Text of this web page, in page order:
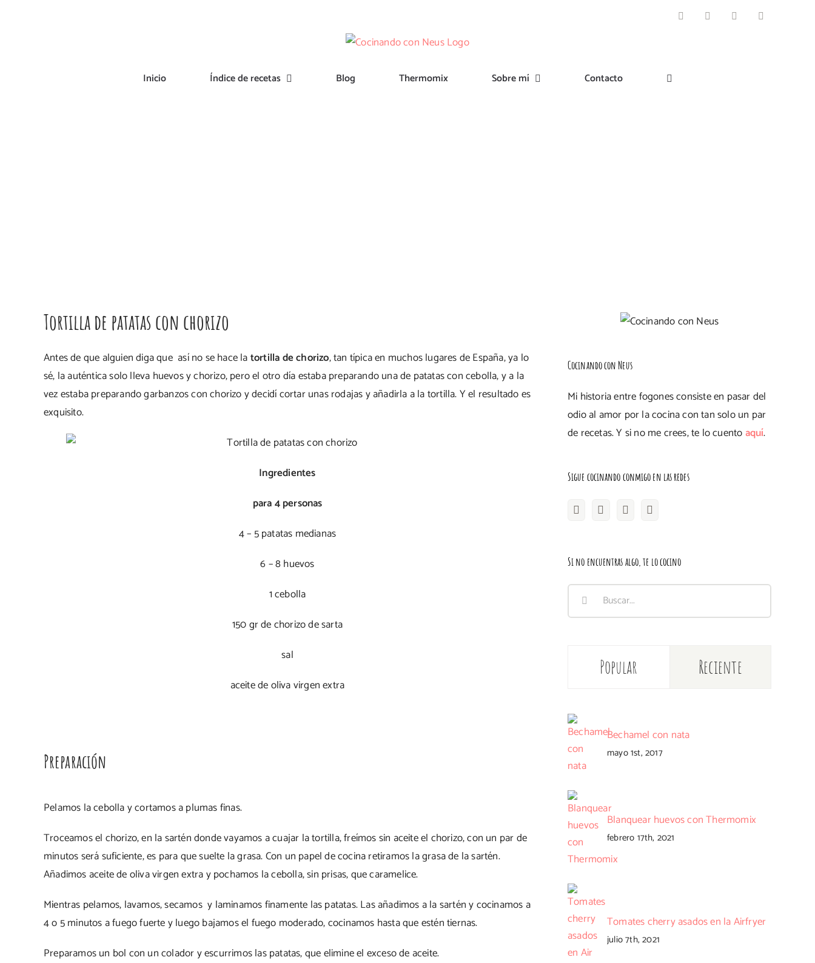
FacebookInstagramPinterest
Inicio Índice de recetas Blog Thermomix Sobre mí Contacto
Tortilla de patatas con chorizo
Antes de que alguien diga que así no se hace latortilla de chorizo, tan típica en muchos lugares de España, ya lo
sé, la auténtica solo lleva huevos y chorizo, pero el otro día estaba preparando una de patatas con cebolla, y a la
vez estaba preparando garbanzos con chorizo y decidí cortar unas rodajas y añadirla a la tortilla. Y el resultado es
exquisito.
Ingredientes
para 4 personas
4 – 5 patatas medianas
6 – 8 huevos
1 cebolla
150 gr de chorizo de sarta
sal
aceite de oliva virgen extra
Preparación
Pelamos la cebolla y cortamos a plumas finas.
Troceamos el chorizo, en la sartén donde vayamos a cuajar la tortilla, freímos sin aceite el chorizo, con un par de
minutos será suficiente, es para que suelte la grasa. Con un papel de cocina retiramos la grasa de la sartén.
Añadimos aceite de oliva virgen extra y pochamos la cebolla, sin prisas, que caramelice.
Mientras pelamos, lavamos, secamos y laminamos finamente las patatas. Las añadimos a la sartén y cocinamos a
4 o 5 minutos a fuego fuerte y luego bajamos el fuego moderado, cocinamos hasta que estén tiernas.
Preparamos un bol con un colador y escurrimos las patatas, que elimine el exceso de aceite.
Cocinando con Neus
Mi historia entre fogones consiste en pasar del
odio al amor por la cocina con tan solo un par
de recetas. Y si no me crees, te lo cuentoaquí.
Sigue cocinando conmigo en las redes
Si no encuentras algo, te lo cocino
Buscar:
Popular Reciente
Bechamel con nata
mayo 1st, 2017
Blanquear huevos con Thermomix
febrero 17th, 2021
Tomates cherry asados en la Airfryer
julio 7th, 2021